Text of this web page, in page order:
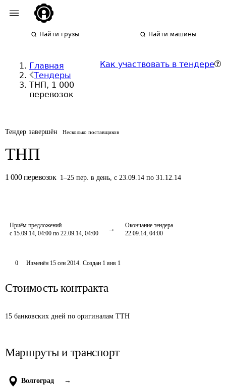
Найти грузы Найти машины
Главная
Тендеры
ТНП, 1 000
перевозок
Как участвовать в тендере
Тендер завершён Несколько поставщиков
ТНП
1 000 перевозок 1–25 пер. в день,с 23.09.14 по 31.12.14
Приём предложений
с 15.09.14, 04:00 по 22.09.14, 04:00
Окончание тендера
22.09.14, 04:00
0 Изменён 15 сен 2014. Создан 1 янв 1
Стоимость контракта
15 банковских дней по оригиналам ТТН
Маршруты и транспорт
Волгоград →